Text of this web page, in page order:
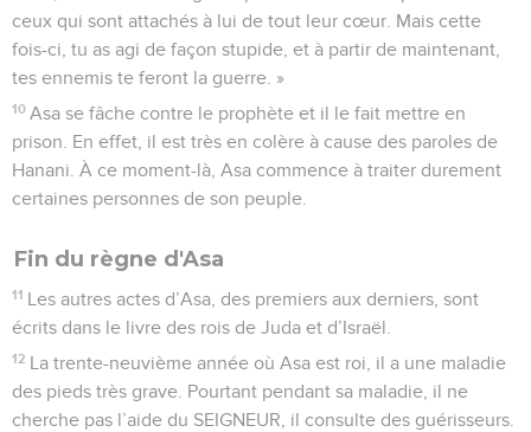
ceux qui sont attachés à lui de tout leur cœur. Mais cette
fois-ci, tu as agi de façon stupide, et à partir de maintenant,
tes ennemis te feront la guerre. »
10 Asa se fâche contre le prophète et il le fait mettre en
prison. En effet, il est très en colère à cause des paroles de
Hanani. À ce moment-là, Asa commence à traiter durement
certaines personnes de son peuple.
Fin du règne d'Asa
11 Les autres actes d’Asa, des premiers aux derniers, sont
écrits dans le livre des rois de Juda et d’Israël.
12 La trente-neuvième année où Asa est roi, il a une maladie
des pieds très grave. Pourtant pendant sa maladie, il ne
cherche pas l’aide du SEIGNEUR, il consulte des guérisseurs.